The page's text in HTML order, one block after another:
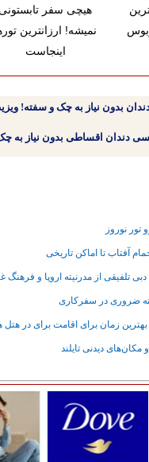
هیچی سفر تابستونی
نمیشه! ارزانترین
اینجاست
بدون نیاز به چک و سفته!
تور نوروز
حمام آفتاب تا اماکن تاریخی
دبی تلفیقی از مدرنیته اروپا و
ضروری در سفرکاری
بهترین زمان برای اقامت برای در هتل
و مکان‌های دیدنی تایلند